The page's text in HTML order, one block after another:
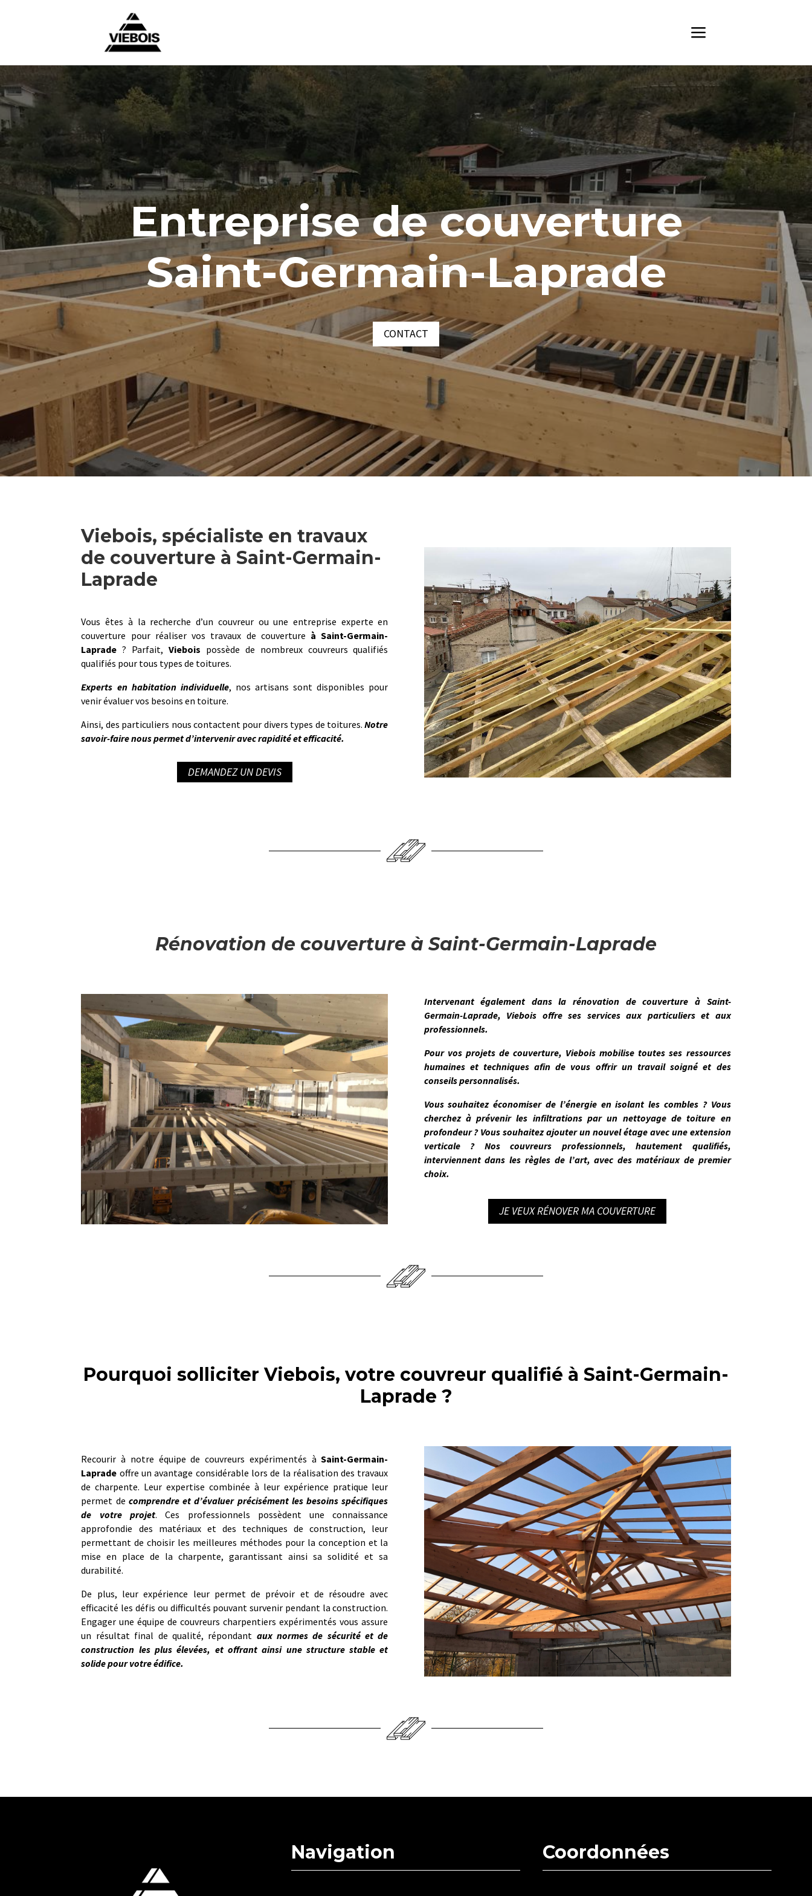
Entreprise de couverture
Saint-Germain-Laprade
CONTACT
Viebois, spécialiste en travaux
de couverture à Saint-Germain-
Laprade
Vous êtes à la recherche d’un couvreur ou une entreprise experte en
couverture pour réaliser vos travaux de couverture à Saint-Germain-
Laprade ? Parfait,Viebois possède de nombreux couvreurs qualifiés
qualifiés pour tous types de toitures.
Experts en habitation individuelle, nos artisans sont disponibles pour
venir évaluer vos besoins en toiture.
Ainsi, des particuliers nous contactent pour divers types de toitures.Notre
savoir-faire nous permet d’intervenir avec rapidité et efficacité.
DEMANDEZ UN DEVIS
Rénovation de couverture à Saint-Germain-Laprade
Intervenant également dans larénovation de couverture à Saint-
Germain-Laprade, Viebois offre ses services aux particuliers et aux
professionnels.
Pour vos projets de couverture, Viebois mobilise toutes ses ressources
humaines et techniques afin de vous offrir un travail soigné et des
conseils personnalisés.
Vous souhaitez économiser de l’énergie en isolant les combles ? Vous
cherchez à prévenir les infiltrations par un nettoyage de toiture en
profondeur ? Vous souhaitez ajouter un nouvel étage avec une extension
verticale ? Noscouvreurs professionnels, hautement qualifiés,
interviennent dans les règles de l’art, avec des matériaux de premier
choix.
JE VEUX RÉNOVER MA COUVERTURE
Pourquoi solliciter Viebois, votre couvreur qualifié à Saint-Germain-
Laprade ?
Recourir à notre équipe de couvreurs expérimentés àSaint-Germain-
Laprade offre un avantage considérable lors de la réalisation des travaux
de charpente. Leur expertise combinée à leur expérience pratique leur
permet de comprendre et d’évaluer précisément les besoins spécifiques
de votre projet. Ces professionnels possèdent une connaissance
approfondie des matériaux et des techniques de construction, leur
permettant de choisir les meilleures méthodes pour la conception et la
mise en place de la charpente, garantissant ainsi sa solidité et sa
durabilité.
De plus, leur expérience leur permet de prévoir et de résoudre avec
efficacité les défis ou difficultés pouvant survenir pendant la construction.
Engager une équipe de couvreurs charpentiers expérimentés vous assure
un résultat final de qualité, répondant aux normes de sécurité et de
construction les plus élevées, et offrant ainsi une structure stable et
solide pour votre édifice.
Navigation Coordonnées